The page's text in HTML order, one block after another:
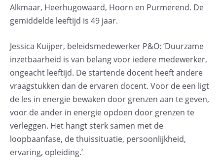
Alkmaar, Heerhugowaard, Hoorn en Purmerend. De
gemiddelde leeftijd is 49 jaar.
Jessica Kuijper, beleidsmedewerker P&O: ‘Duurzame
inzetbaarheid is van belang voor iedere medewerker,
ongeacht leeftijd. De startende docent heeft andere
vraagstukken dan de ervaren docent. Voor de een ligt
de les in energie bewaken door grenzen aan te geven,
voor de ander in energie opdoen door grenzen te
verleggen. Het hangt sterk samen met de
loopbaanfase, de thuissituatie, persoonlijkheid,
ervaring, opleiding.’